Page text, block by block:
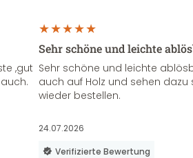
,gut
Sehr schöne und leichte
Sehr schöne und leichte
auch auf Holz und sehen
wieder bestellen.
24.07.2026
Verifizierte Bewertung